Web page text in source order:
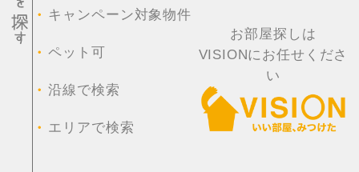
・ キャンペーン対象物件
・ペット可
・沿線で検索
・ エリアで検索
お部屋探しは
VISIONにお任せくださ
い